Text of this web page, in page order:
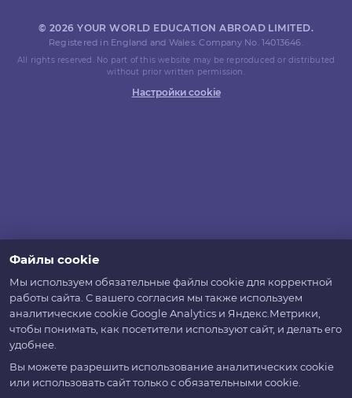
© 2026 YOUR WORLD EDUCATION ABROAD LIMITED.
Registered in England and Wales. Company No. 14013646.
All rights reserved. No part of this website may be reproduced or distributed
without prior written permission.
Настройки cookie
Файлы cookie
Мы используем обязательные файлы cookie для корректной
работы сайта. С вашего согласия мы также используем
аналитические cookie Google Analytics и Яндекс.Метрики,
чтобы понимать, как посетители используют сайт, и делать его
удобнее.
Вы можете разрешить использование аналитических cookie
или использовать сайт только с обязательными cookie.